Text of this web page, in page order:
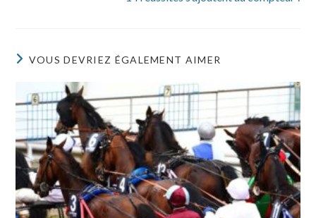
VOUS DEVRIEZ ÉGALEMENT AIMER